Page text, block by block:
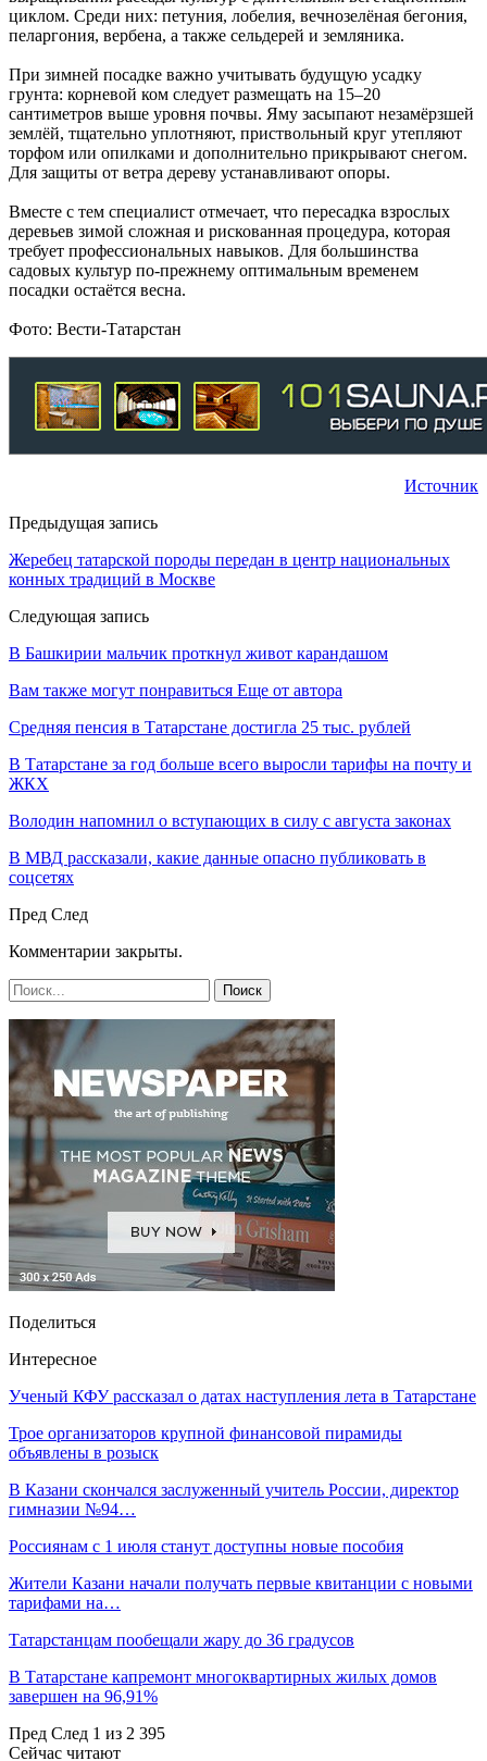
циклом. Среди них: петуния, лобелия, вечнозелёная бегония,
пеларгония, вербена, а также сельдерей и земляника.
При зимней посадке важно учитывать будущую усадку
грунта: корневой ком следует размещать на 15–20
сантиметров выше уровня почвы. Яму засыпают незамёрзшей
землёй, тщательно уплотняют, приствольный круг утепляют
торфом или опилками и дополнительно прикрывают снегом.
Для защиты от ветра дереву устанавливают опоры.
Вместе с тем специалист отмечает, что пересадка взрослых
деревьев зимой сложная и рискованная процедура, которая
требует профессиональных навыков. Для большинства
садовых культур по-прежнему оптимальным временем
посадки остаётся весна.
Фото: Вести-Татарстан
Источник
Предыдущая запись
Жеребец татарской породы передан в центр национальных
конных традиций в Москве
Следующая запись
В Башкирии мальчик проткнул живот карандашом
Вам также могут понравиться Еще от автора
Средняя пенсия в Татарстане достигла 25 тыс. рублей
В Татарстане за год больше всего выросли тарифы на почту и
ЖКХ
Володин напомнил о вступающих в силу с августа законах
В МВД рассказали, какие данные опасно публиковать в
соцсетях
Пред След
Комментарии закрыты.
Поделиться
Интересное
Ученый КФУ рассказал о датах наступления лета в Татарстане
Трое организаторов крупной финансовой пирамиды
объявлены в розыск
В Казани скончался заслуженный учитель России, директор
гимназии №94…
Россиянам с 1 июля станут доступны новые пособия
Жители Казани начали получать первые квитанции с новыми
тарифами на…
Татарстанцам пообещали жару до 36 градусов
В Татарстане капремонт многоквартирных жилых домов
завершен на 96,91%
Пред След 1 из 2 395
Сейчас читают